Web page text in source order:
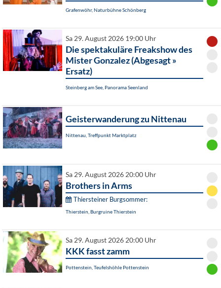
Grafenwöhr, Naturbühne Schönberg
Sa 29. August 2026 19:00 Uhr
Die spektakuläre Freakshow des
Mister Gonzalez (Abgesagt »
Ersatz)
Steinberg am See, Panorama Seenland
Geisterwanderung zu Nittenau
Nittenau, Treffpunkt Marktplatz
Sa 29. August 2026 20:00 Uhr
Brothers in Arms
Thiersteiner Burgsommer:
Thierstein, Burgruine Thierstein
Sa 29. August 2026 20:00 Uhr
KKK fasst zamm
Pottenstein, Teufelshöhle Pottenstein